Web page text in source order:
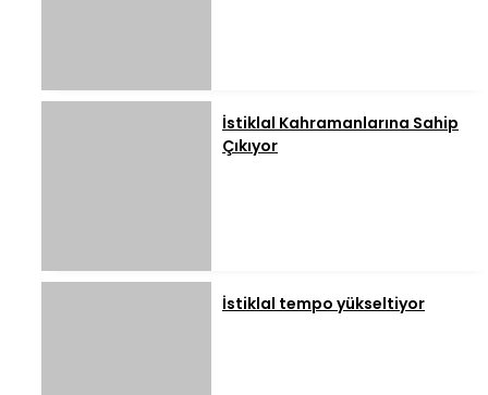
İstiklal Kahramanlarına Sahip
Çıkıyor
İstiklal tempo yükseltiyor